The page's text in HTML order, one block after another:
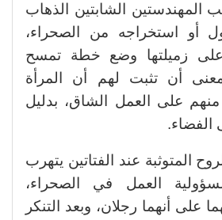
المهندستين الشابتين الذهاب
أو استخراجه من الصحراء،
زميلتها وضع خطة تمسح
أن تثبت لهم أن المرأة
على العمل الشاق، بدليل
الفضاء.
المتوثبة عند الفتاتين يتهرب
العمل في الصحراء،
على أنهما رجلان، وبعد التنكر